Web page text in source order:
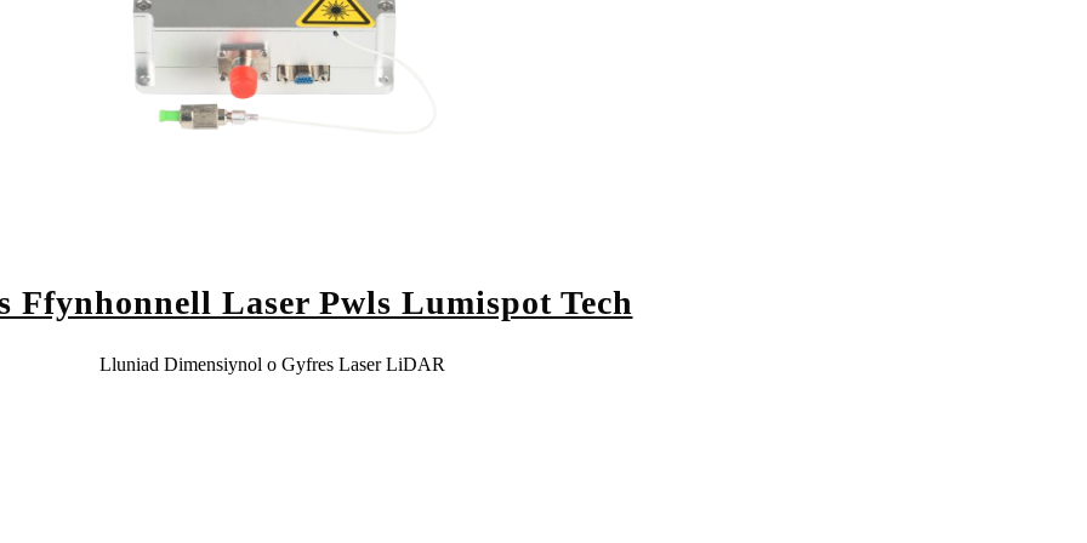
Ffynhonnell Laser Pwls Lumispot Tech
Lluniad Dimensiynol o Gyfres Laser LiDAR